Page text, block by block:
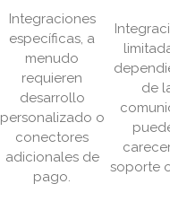
Integraciones
específicas, a
menudo
requieren
desarrollo
personalizado o
conectores
adicionales de
pago.
de
soporte